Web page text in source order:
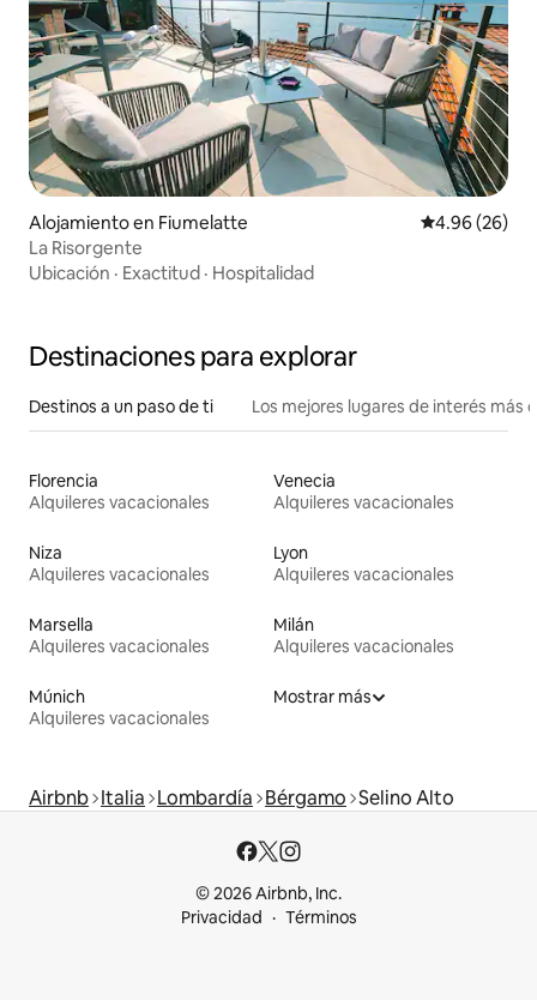
Alojamiento en Fiumelatte Calificación
4.96 (26)
La Risorgente
Ubicación · Exactitud · Hospitalidad
Destinaciones para explorar
Destinos a un paso de ti Los mejores lugares de interés más
Florencia
Alquileres vacacionales
Venecia
Alquileres vacacionales
Niza
Alquileres vacacionales
Lyon
Alquileres vacacionales
Marsella
Alquileres vacacionales
Milán
Alquileres vacacionales
Múnich
Alquileres vacacionales
Mostrar más
Airbnb Italia Lombardía Bérgamo Selino Alto
© 2026 Airbnb, Inc.
Privacidad
Términos